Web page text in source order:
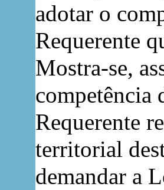
adotar o
Requerente
Mostra-se,
competência
Requerente
territorial
demandar a